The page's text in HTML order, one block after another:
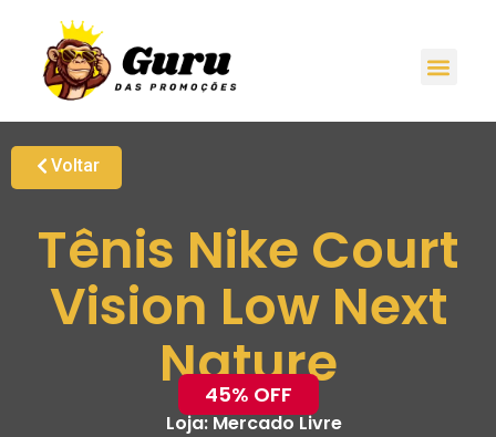
Voltar
Tênis Nike Court
Vision Low Next
Nature
45% OFF
Loja:Mercado Livre